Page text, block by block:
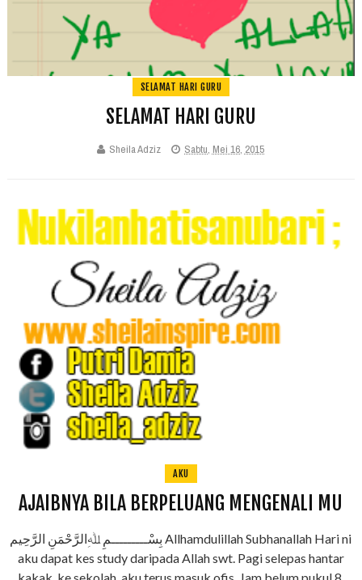
SELAMAT HARI GURU
SELAMAT HARI GURU
Sheila Adziz Sabtu, Mei 16, 2015
AKU
AJAIBNYA BILA BERPELUANG MENGENALI MU
بِسْـــــــــمِ ﷲِالرَّحْمَنِ الرَّحِيم Allhamdulillah Subhanallah Hari ni
aku dapat kes study daripada Allah swt. Pagi selepas hantar